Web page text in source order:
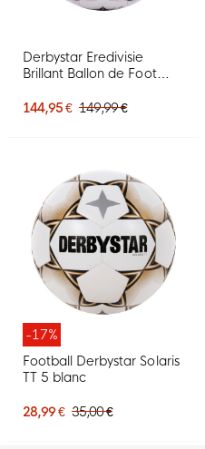
Derbystar Eredivisie
Brillant Ballon de Foot
Bleu Rouge
144,95 € 149,99 €
-17%
Football Derbystar Solaris
TT 5 blanc
28,99 € 35,00 €